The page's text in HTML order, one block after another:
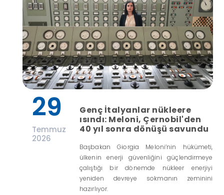
29
Temmuz
2026
Genç İtalyanlar nükleere
ısındı: Meloni, Çernobil'den
40 yıl sonra dönüşü savundu
Başbakan Giorgia Meloni’nin hükümeti,
ülkenin enerji güvenliğini güçlendirmeye
çalıştığı bir dönemde nükleer enerjiyi
yeniden devreye sokmanın zeminini
hazırlıyor.